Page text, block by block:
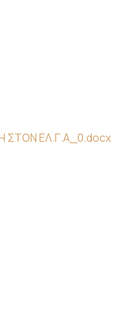
ΣΤΟΝ ΕΛ.Γ.Α_0.docx